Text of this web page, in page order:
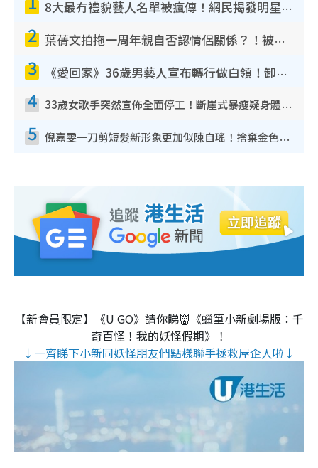
8大最冇禮貌藝人名單被瘋傳！網民揭發明星真面目 一致數臭呢位係無品天花板？
2 葉蒨文拍拖一周年親自否認情侶關係？！被質疑感情造假竟稱GM「普通同事」
3 《愛回家》36歲男藝人宣布轉行做白領！卸下藝人身份回歸素人平淡生活
4 33歲女歌手突然宣佈全面停工！斷崖式暴瘦疑身體亮紅燈！聲明曝︰將暫時淡出
5 倪嘉雯一刀剪短髮新形象更加似陳自瑤！捨棄金色長髮造型氣質大變超驚喜
【新會員限定】《U GO》請你睇👹《蠟筆小新劇場版：千
奇百怪！我的妖怪假期》！
↓一齊睇下小新同妖怪朋友們點樣聯手拯救屋企人啦↓